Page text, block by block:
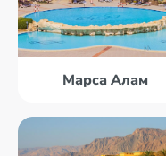
Марса Алам